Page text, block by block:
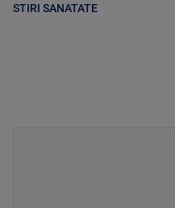
STIRI SANATATE